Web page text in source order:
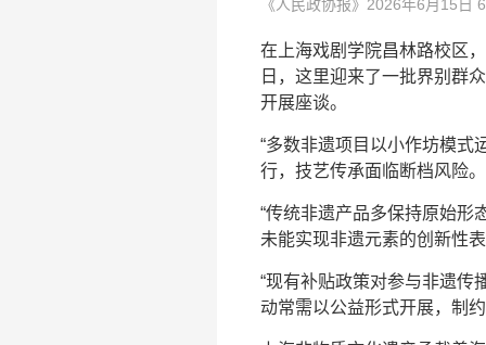
《人民政协报》2026年6月15日
在上海戏剧学院昌林路校区
日，这里迎来了一批界别群
开展座谈。
“多数非遗项目以小作坊模式
行，技艺传承面临断档风险。
“传统非遗产品多保持原始形
未能实现非遗元素的创新性
“现有补贴政策对参与非遗传
动常需以公益形式开展，制